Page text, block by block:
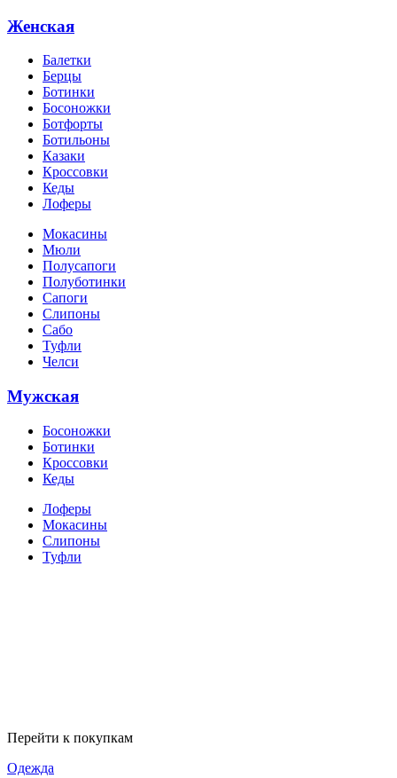
Женская
Балетки
Берцы
Ботинки
Босоножки
Ботфорты
Ботильоны
Казаки
Кроссовки
Кеды
Лоферы
Мокасины
Мюли
Полусапоги
Полуботинки
Сапоги
Слипоны
Сабо
Туфли
Челси
Мужская
Босоножки
Ботинки
Кроссовки
Кеды
Лоферы
Мокасины
Слипоны
Туфли
Перейти к покупкам
Одежда